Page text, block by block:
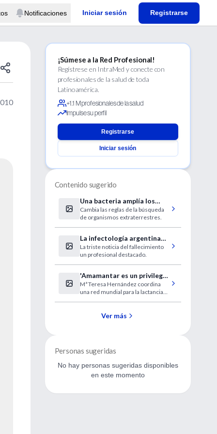
Notificaciones Iniciar sesión Registrarse
¡Súmese a la Red Profesional!
Regístrese en IntraMed y conecte con
profesionales de la salud de toda
Latinoamérica.
+1.1 M profesionales de la salud
Impulse su perfil
Registrarse
Iniciar sesión
Contenido sugerido
Una bacteria amplía los
márgenes de la vida
Cambia las reglas de la búsqueda
de organismos extraterrestres.
La infectología argentina
de duelo
La triste noticia del fallecimiento
un profesional destacado.
'Amamantar es un privilegio
que la mujer debe
reivindicar'
Mª Teresa Hernández coordina
una red mundial para la lactancia
Ver más
Personas sugeridas
No hay personas sugeridas disponibles
en este momento